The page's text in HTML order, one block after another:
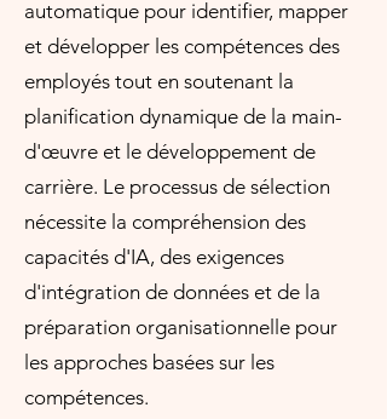
automatique pour identifier, mapper
et développer les compétences des
employés tout en soutenant la
planification dynamique de la main-
d'œuvre et le développement de
carrière. Le processus de sélection
nécessite la compréhension des
capacités d'IA, des exigences
d'intégration de données et de la
préparation organisationnelle pour
les approches basées sur les
compétences.